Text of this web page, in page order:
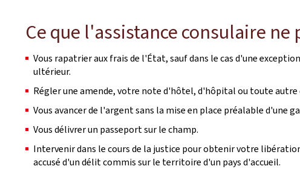
Ce que l'assistance consulaire
Vous rapatrier aux frais de l'État, sauf dans le cas d'une
ultérieur.
Régler une amende, votre note d'hôtel, d'hôpital ou toute autre
Vous avancer de l'argent sans la mise en place préalable d'une
Vous délivrer un passeport sur le champ.
Intervenir dans le cours de la justice pour obtenir votre
accusé d'un délit commis sur le territoire d'un pays d'accueil.